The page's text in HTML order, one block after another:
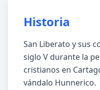
Historia
San Liberato y sus
siglo V durante la
cristianos en
vándalo Hunnerico.